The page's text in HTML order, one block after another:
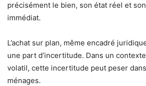
précisément le bien, son état réel et
immédiat.
L’achat sur plan, même encadré
une part d’incertitude. Dans un
volatil, cette incertitude peut peser
ménages.